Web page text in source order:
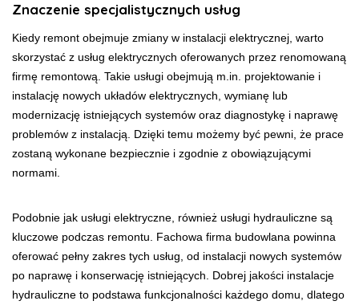
Znaczenie specjalistycznych usług
Kiedy remont obejmuje zmiany w instalacji elektrycznej, warto
skorzystać z usług elektrycznych oferowanych przez renomowaną
firmę remontową. Takie usługi obejmują m.in. projektowanie i
instalację nowych układów elektrycznych, wymianę lub
modernizację istniejących systemów oraz diagnostykę i naprawę
problemów z instalacją. Dzięki temu możemy być pewni, że prace
zostaną wykonane bezpiecznie i zgodnie z obowiązującymi
normami.
Podobnie jak usługi elektryczne, również usługi hydrauliczne są
kluczowe podczas remontu. Fachowa firma budowlana powinna
oferować pełny zakres tych usług, od instalacji nowych systemów
po naprawę i konserwację istniejących. Dobrej jakości instalacje
hydrauliczne to podstawa funkcjonalności każdego domu, dlatego